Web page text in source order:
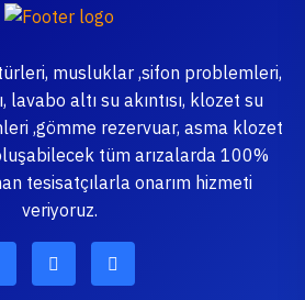
musluklar ,sifon problemleri,
lavabo altı su akıntısı, klozet su
,gömme rezervuar, asma klozet
tüm arızalarda 100%
tesisatçılarla onarım hizmeti
veriyoruz.